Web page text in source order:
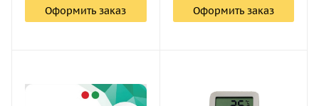
Оформить заказ Оформить заказ